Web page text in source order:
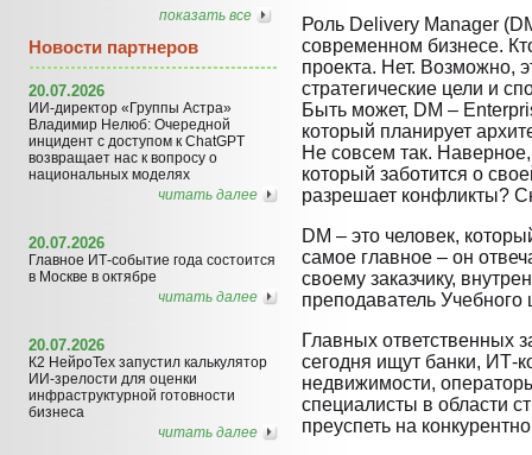
показать все
Новости партнеров
20.07.2026
ИИ-директор «Группы Астра»
Владимир Нелюб: Очередной
инцидент с доступом к ChatGPT
возвращает нас к вопросу о
национальных моделях
читать далее
20.07.2026
Главное ИТ-событие года состоится
в Москве в октябре
читать далее
20.07.2026
К2 НейроТех запустил калькулятор
ИИ-зрелости для оценки
инфраструктурной готовности
бизнеса
читать далее
Роль Delivery Manager
современном бизнесе.
проекта. Нет. Возможно,
стратегические цели и
Быть может, DM –
который планирует
Не совсем так.
который заботится о
разрешает конфликты?
DM – это человек,
самое главное – он
своему заказчику,
преподаватель
Главных ответственных
сегодня ищут банки, ИТ-
недвижимости,
специалисты в области
преуспеть на